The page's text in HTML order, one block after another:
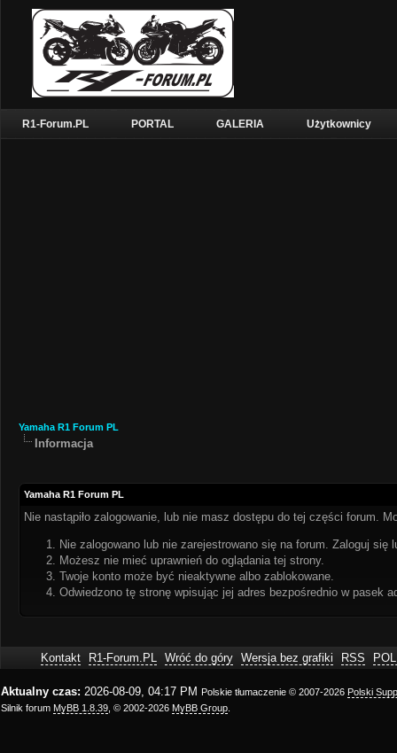
R1-Forum.PL PORTAL GALERIA Użytkownicy
Yamaha R1 Forum PL
Informacja
Yamaha R1 Forum PL
Nie nastąpiło zalogowanie, lub nie masz dostępu do tej części forum.
Nie zalogowano lub nie zarejestrowano się na forum. Zaloguj się
Możesz nie mieć uprawnień do oglądania tej strony.
Twoje konto może być nieaktywne albo zablokowane.
Odwiedzono tę stronę wpisując jej adres bezpośrednio w pasek
Kontakt R1-Forum.PL Wróć do góry Wersja bez grafiki RSS
Aktualny czas: 2026-08-09, 04:17 PM Polskie tłumaczenie © 2007-2026 Polski
Silnik forum MyBB 1.8.39 , © 2002-2026 MyBB Group